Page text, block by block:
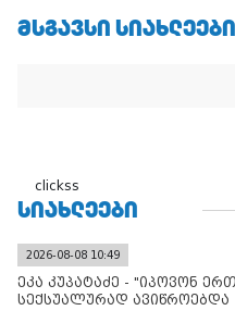
ᲛᲡᲒᲐᲕᲡᲘ ᲡᲘᲐᲮᲚᲔᲔᲑᲘ
clickss
ᲡᲘᲐᲮᲚᲔᲔᲑᲘ
2026-08-08 10:49
ეკა კუპატაძე - "იპოვონ
სექსუალურად ავიწროებდა